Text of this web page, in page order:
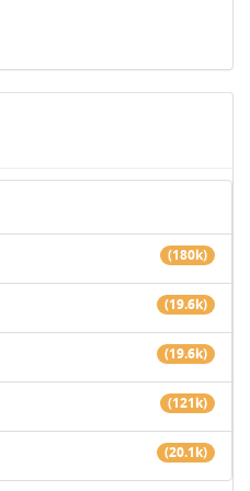
(180k)
(19.6k)
(19.6k)
(121k)
(20.1k)